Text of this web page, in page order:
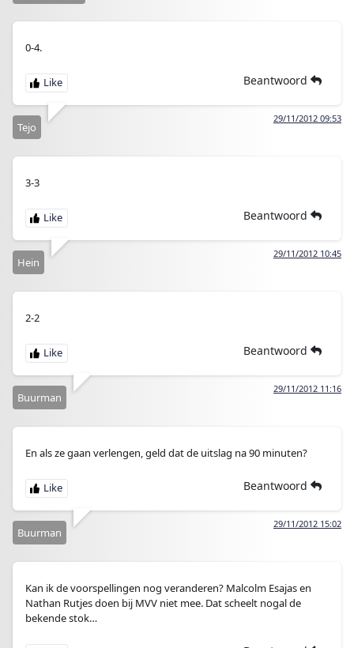
0-4.
Beantwoord
29/11/2012 09:53
Tejo
3-3
Beantwoord
29/11/2012 10:45
Hein
2-2
Beantwoord
29/11/2012 11:16
Buurman
En als ze gaan verlengen, geld dat de uitslag na 90 minuten?
Beantwoord
29/11/2012 15:02
Buurman
Kan ik de voorspellingen nog veranderen? Malcolm Esajas en
Nathan Rutjes doen bij MVV niet mee. Dat scheelt nogal de
bekende stok…